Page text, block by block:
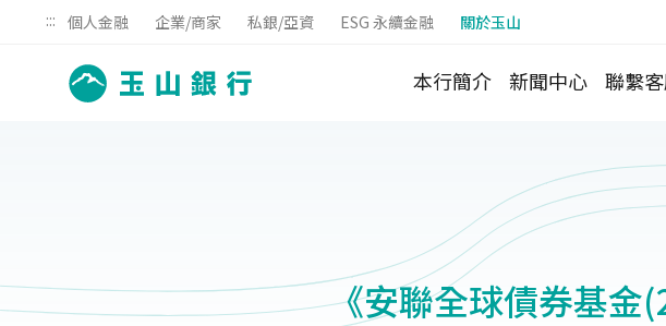
::: 個人金融 企業/商家 私銀/亞資 ESG 永續金融 關於玉山
本行簡介 新聞中心 聯繫
《安聯全球債券基金